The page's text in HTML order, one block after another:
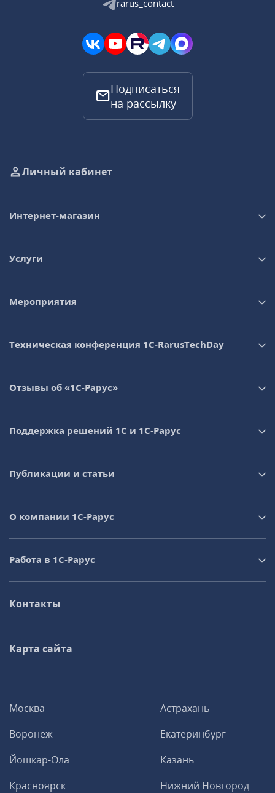
rarus_contact
Подписаться
на рассылку
Москва
Астрахань
Воронеж
Екатеринбург
Йошкар-Ола
Казань
Красноярск
Нижний Новгород
Личный кабинет
Интернет-магазин
Услуги
Мероприятия
Техническая конференция 1C‑RarusTechDay
Отзывы об «1С-Рарус»
Поддержка решений 1С и 1С‑Рарус
Публикации и статьи
О компании 1C-Рарус
Работа в 1С‑Рарус
Контакты
Карта сайта